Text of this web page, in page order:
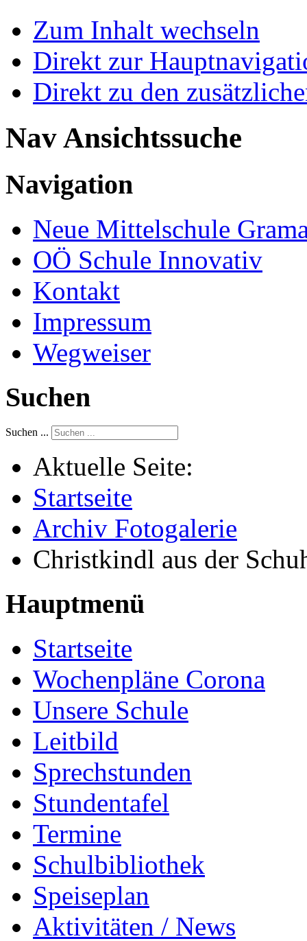
Zum Inhalt wechseln
Direkt zur
Direkt zu den
Nav Ansichtssuche
Navigation
Neue Mittelschule
OÖ Schule Innovativ
Kontakt
Impressum
Wegweiser
Suchen
Suchen ...
Aktuelle Seite:
Startseite
Archiv Fotogalerie
Christkindl aus der
Hauptmenü
Startseite
Wochenpläne Corona
Unsere Schule
Leitbild
Sprechstunden
Stundentafel
Termine
Schulbibliothek
Speiseplan
Aktivitäten / News